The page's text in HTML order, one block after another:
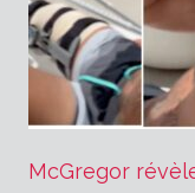
McGregor